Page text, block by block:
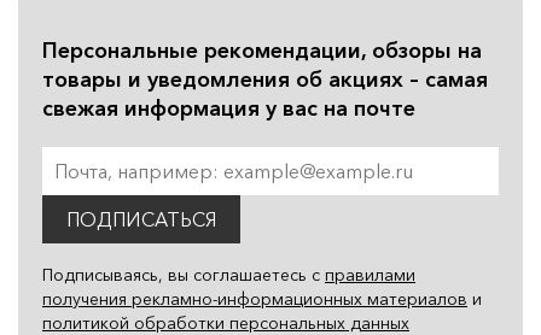
Персональные рекомендации, обзоры на
товары и уведомления об акциях – самая
свежая информация у вас на почте
ПОДПИСАТЬСЯ
Подписываясь, вы соглашаетесь с правилами
получения рекламно-информационных материалов и
политикой обработки персональных данных